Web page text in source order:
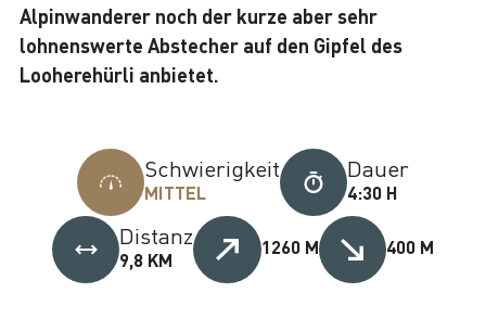
Alpinwanderer noch der kurze aber sehr
lohnenswerte Abstecher auf den Gipfel des
Looherehürli anbietet.
Schwierigkeit
MITTEL
Dauer
4:30 H
Distanz
9,8 KM
1260 M 400 M